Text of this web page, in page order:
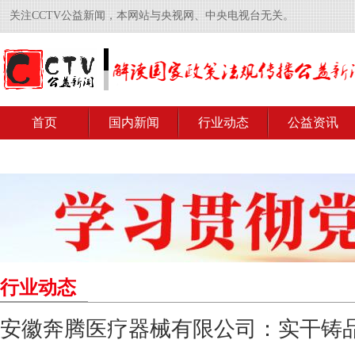
关注CCTV公益新闻，本网站与央视网、中央电视台无关。
首页 国内新闻 行业动态 公益资讯
行业动态
安徽奔腾医疗器械有限公司：实干铸